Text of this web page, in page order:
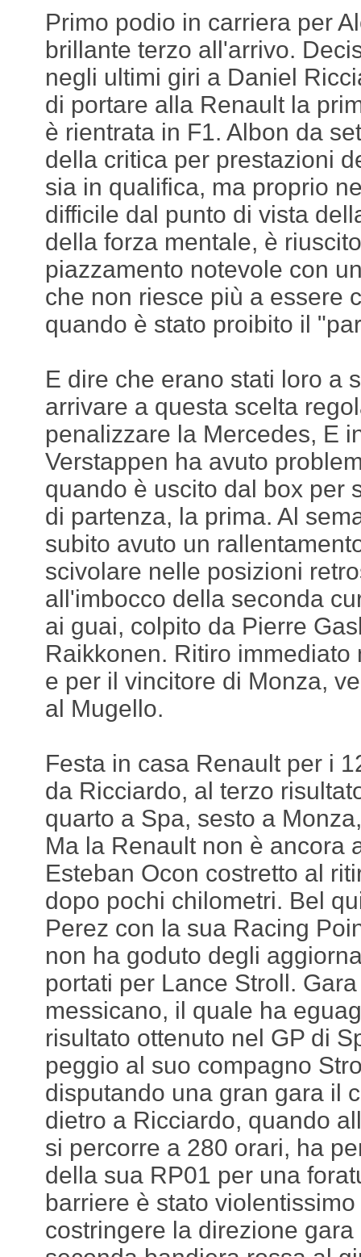
Primo podio in carriera per
brillante terzo all'arrivo.
negli ultimi giri a Daniel
di portare alla Renault la
è rientrata in F1. Albon da
della critica per prestazioni
sia in qualifica, ma proprio
difficile dal punto di vista
della forza mentale, è
piazzamento notevole con
che non riesce più a essere
quando è stato proibito il
E dire che erano stati loro a
arrivare a questa scelta
penalizzare la Mercedes, E
Verstappen ha avuto
quando è uscito dal box per
di partenza, la prima. Al
subito avuto un
scivolare nelle posizioni
all'imbocco della seconda
ai guai, colpito da Pierre
Raikkonen. Ritiro
e per il vincitore di Monza,
al Mugello.
Festa in casa Renault per i
da Ricciardo, al terzo
quarto a Spa, sesto a
Ma la Renault non è ancora
Esteban Ocon costretto al
dopo pochi chilometri. Bel
Perez con la sua Racing
non ha goduto degli
portati per Lance Stroll.
messicano, il quale ha
risultato ottenuto nel GP di
peggio al suo compagno
disputando una gran gara il
dietro a Ricciardo, quando
si percorre a 280 orari, ha
della sua RP01 per una
barriere è stato
costringere la direzione